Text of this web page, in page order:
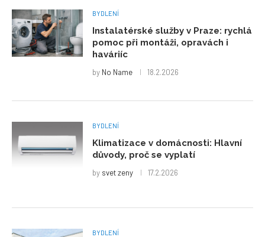
BYDLENÍ
Instalatérské služby v Praze: rychlá
pomoc při montáži, opravách i
haváriíc
by No Name 18.2.2026
BYDLENÍ
Klimatizace v domácnosti: Hlavní
důvody, proč se vyplatí
by svet zeny 17.2.2026
BYDLENÍ